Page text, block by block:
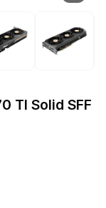
TI Solid SFF